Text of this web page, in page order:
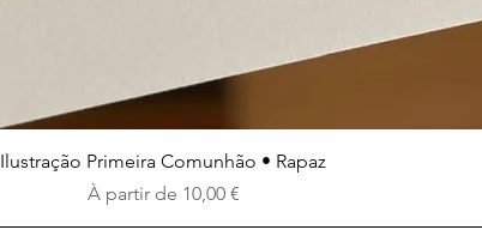
Aperçu rapide
Ilustração Primeira Comunhão • Rapaz
À partir de 10,00 €
Prix promotionnel